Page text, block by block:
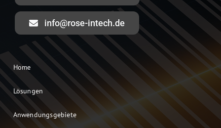
info@rose-intech.de
Home
Lösungen
Anwendungsgebiete